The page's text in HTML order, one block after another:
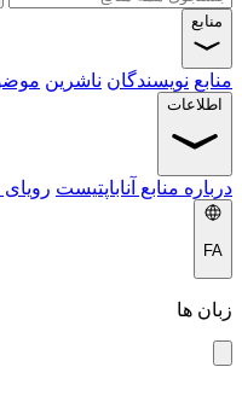
منابع
منابع نویسندگان ناشرین
اطلاعات
درباره منابع آناباپتیست رویای
FA
زبان ها